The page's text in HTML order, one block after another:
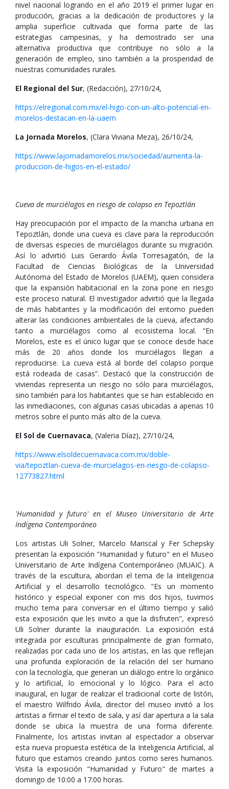
nivel nacional logrando en el año 2019 el primer lugar en
producción, gracias a la dedicación de productores y la
amplia superficie cultivada que forma parte de las
estrategias campesinas, y ha demostrado ser una
alternativa productiva que contribuye no sólo a la
generación de empleo, sino también a la prosperidad de
nuestras comunidades rurales.
El Regional del Sur, (Redacción), 27/10/24,
https://elregional.com.mx/el-higo-con-un-alto-potencial-en-
morelos-destacan-en-la-uaem
La Jornada Morelos, (Clara Viviana Meza), 26/10/24,
https://www.lajornadamorelos.mx/sociedad/aumenta-la-
produccion-de-higos-en-el-estado/
Cueva de murciélagos en riesgo de colapso en Tepoztlán
Hay preocupación por el impacto de la mancha urbana en
Tepoztlán, donde una cueva es clave para la reproducción
de diversas especies de murciélagos durante su migración.
Así lo advirtió Luis Gerardo Ávila Torresagatón, de la
Facultad de Ciencias Biológicas de la Universidad
Autónoma del Estado de Morelos (UAEM), quien considera
que la expansión habitacional en la zona pone en riesgo
este proceso natural. El investigador advirtió que la llegada
de más habitantes y la modificación del entorno pueden
alterar las condiciones ambientales de la cueva, afectando
tanto a murciélagos como al ecosistema local. “En
Morelos, este es el único lugar que se conoce desde hace
más de 20 años donde los murciélagos llegan a
reproducirse. La cueva está al borde del colapso porque
está rodeada de casas”. Destacó que la construcción de
viviendas representa un riesgo no sólo para murciélagos,
sino también para los habitantes que se han establecido en
las inmediaciones, con algunas casas ubicadas a apenas 10
metros sobre el punto más alto de la cueva.
El Sol de Cuernavaca, (Valeria Díaz), 27/10/24,
https://www.elsoldecuernavaca.com.mx/doble-
via/tepoztlan-cueva-de-murcielagos-en-riesgo-de-colapso-
12773827.html
'Humanidad y futuro' en el Museo Universitario de Arte
Indígena Contemporáneo
Los artistas Uli Solner, Marcelo Mariscal y Fer Schepsky
presentan la exposición "Humanidad y futuro" en el Museo
Universitario de Arte Indígena Contemporáneo (MUAIC). A
través de la escultura, abordan el tema de la Inteligencia
Artificial y el desarrollo tecnológico. "Es un momento
histórico y especial exponer con mis dos hijos, tuvimos
mucho tema para conversar en el último tiempo y salió
esta exposición que les invito a que la disfruten", expresó
Uli Solner durante la inauguración. La exposición está
integrada por esculturas principalmente de gran formato,
realizadas por cada uno de los artistas, en las que reflejan
una profunda exploración de la relación del ser humano
con la tecnología, que generan un diálogo entre lo orgánico
y lo artificial, lo emocional y lo lógico. Para el acto
inaugural, en lugar de realizar el tradicional corte de listón,
el maestro Wilfrido Ávila, director del museo invitó a los
artistas a firmar el texto de sala, y así dar apertura a la sala
donde se ubica la muestra de una forma diferente.
Finalmente, los artistas invitan al espectador a observar
esta nueva propuesta estética de la Inteligencia Artificial, al
futuro que estamos creando juntos como seres humanos.
Visita la exposición "Humanidad y Futuro" de martes a
domingo de 10:00 a 17:00 horas.